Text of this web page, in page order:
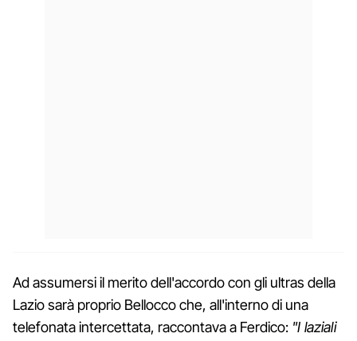
Ad assumersi il merito dell'accordo con gli ultras della
Lazio sarà proprio Bellocco che, all'interno di una
telefonata intercettata, raccontava a Ferdico: "I laziali